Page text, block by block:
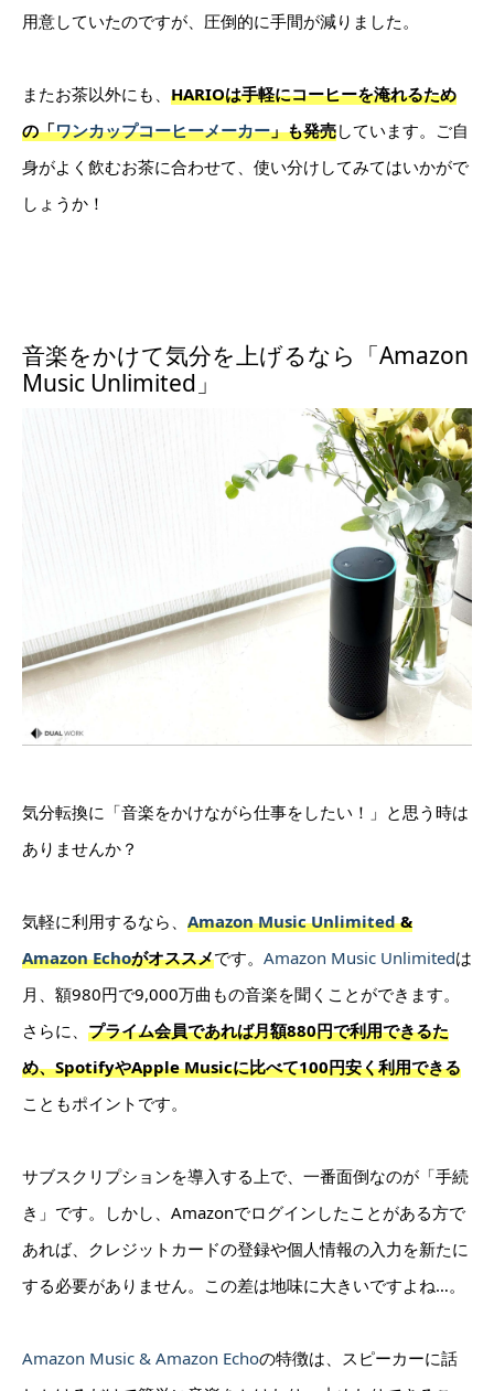
用意していたのですが、圧倒的に手間が減りました。
またお茶以外にも、 HARIOは手軽にコーヒーを淹れるため
の「ワンカップコーヒーメーカー」も発売しています。ご自
身がよく飲むお茶に合わせて、使い分けしてみてはいかがで
しょうか！
音楽をかけて気分を上げるなら「Amazon
Music Unlimited」
気分転換に「音楽をかけながら仕事をしたい！」と思う時は
ありませんか？
気軽に利用するなら、 Amazon Music Unlimited&
Amazon Echoがオススメです。 Amazon Music Unlimitedは
月、額980円で9,000万曲もの音楽を聞くことができます。
さらに、 プライム会員であれば月額880円で利用できるた
め、SpotifyやApple Musicに比べて100円安く利用できる
こともポイントです。
サブスクリプションを導入する上で、一番面倒なのが「手続
き」です。しかし、Amazonでログインしたことがある方で
あれば、クレジットカードの登録や個人情報の入力を新たに
する必要がありません。この差は地味に大きいですよね…。
Amazon Music & Amazon Echoの特徴は、スピーカーに話